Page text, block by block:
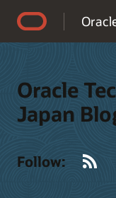
Oracle
Oracle
Japan
Follow: